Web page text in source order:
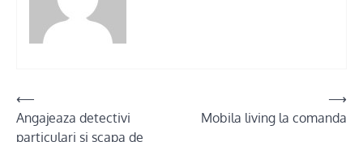
Post
navigation
⟵
Angajeaza detectivi
particulari si scapa de
Mobila living la comanda
⟶